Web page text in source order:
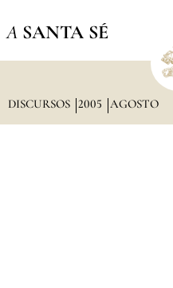
A SANTA SÉ
DISCURSOS 2005 AGOSTO